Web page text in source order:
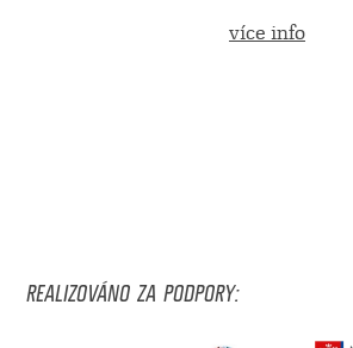
více info
REALIZOVÁNO ZA PODPORY: